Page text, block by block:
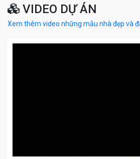
VIDEO DỰ ÁN
Xem thêm video những mẫu nhà đẹp và